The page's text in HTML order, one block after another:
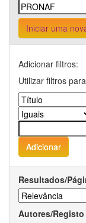
Iniciar uma
Adicionar filtros:
Utilizar filtros
Resultados/
Autores/Registo